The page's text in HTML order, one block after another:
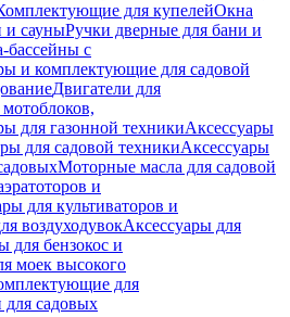
для купелейОкна
и сауныРучки дверные для бани и
бассейны с
и комплектующие для садовой
Двигатели для
для газонной техникиАксессуары
для садовой техникиАксессуары
Моторные масла для садовой
и
для культиваторов и
воздуходувокАксессуары для
для бензокос и
моек высокого
для
для садовых